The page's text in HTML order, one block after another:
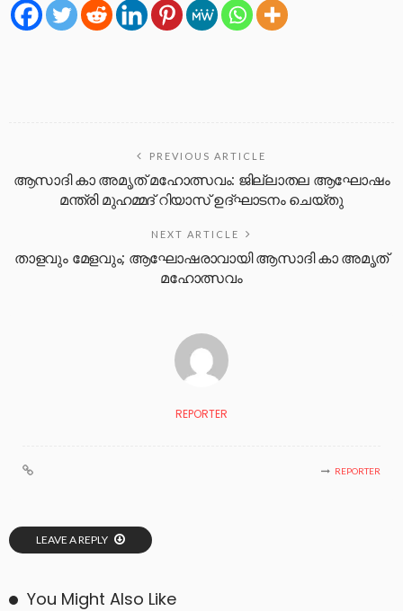
PREVIOUS ARTICLE
ആസാദി കാ അമൃത് മഹോത്സവം: ജില്ലാതല ആഘോഷം
മന്ത്രി മുഹമ്മദ് റിയാസ് ഉദ്ഘാടനം ചെയ്തു
NEXT ARTICLE
താളവും മേളവും; ആഘോഷരാവായി ആസാദി കാ അമൃത്
മഹോത്സവം
REPORTER
REPORTER
LEAVE A REPLY
You Might Also Like